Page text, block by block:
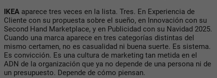
IKEA aparece tres veces en la lista. Tres. En Experiencia de
Cliente con su propuesta sobre el sueño, en Innovación con su
Second Hand Marketplace, y en Publicidad con su Navidad 2025.
Cuando una marca aparece en tres categorías distintas del
mismo certamen, no es casualidad ni buena suerte. Es sistema.
Es convicción. Es una cultura de marketing tan metida en el
ADN de la organización que ya no depende de una persona ni de
un presupuesto. Depende de cómo piensan.